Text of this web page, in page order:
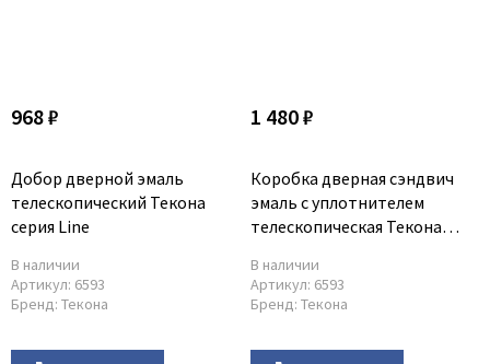
968 ₽
Добор дверной эмаль
телескопический Текона
серия Line
В наличии
Артикул: 6593
Бренд: Текона
1 480 ₽
Коробка дверная сэндвич
эмаль с уплотнителем
телескопическая Текона
В наличии
Артикул: 6593
Бренд: Текона